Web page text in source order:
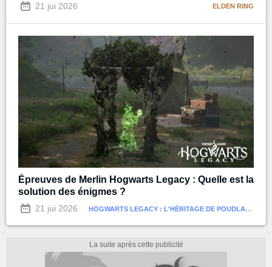
21 jui 2026 ELDEN RING
Épreuves de Merlin Hogwarts Legacy : Quelle est la
solution des énigmes ?
21 jui 2026 HOGWARTS LEGACY : L'HÉRITAGE DE POUDLARD